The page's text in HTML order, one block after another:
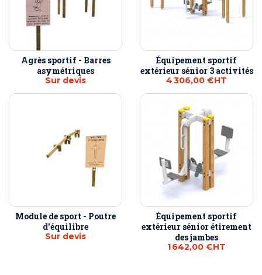
Agrès sportif - Barres
asymétriques
Sur devis
Équipement sportif
extérieur sénior 3 activités
4 306,00 €HT
Module de sport - Poutre
d'équilibre
Sur devis
Équipement sportif
extérieur sénior étirement
des jambes
1 642,00 €HT